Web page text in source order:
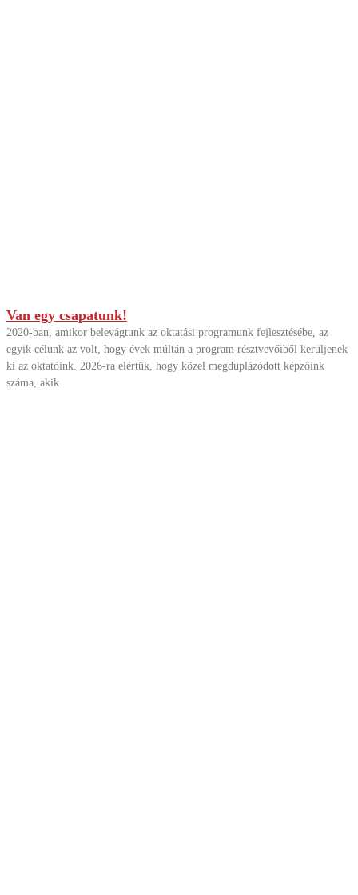
Van egy csapatunk!
2020-ban, amikor belevágtunk az oktatási programunk fejlesztésébe, az
egyik célunk az volt, hogy évek múltán a program résztvevőiből kerüljenek
ki az oktatóink. 2026-ra elértük, hogy közel megduplázódott képzőink
száma, akik